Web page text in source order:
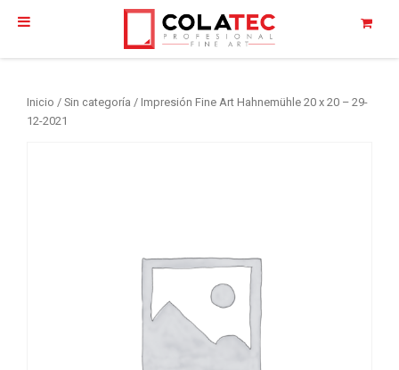
Inicio / Sin categoría / Impresión Fine Art Hahnemühle 20 x 20 – 29-
12-2021